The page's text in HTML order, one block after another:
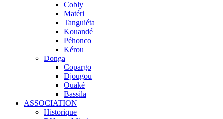
Cobly
Matéri
Tanguiéta
Kouandé
Péhonco
Kérou
Donga
Copargo
Djougou
Ouaké
Bassila
ASSOCIATION
Historique